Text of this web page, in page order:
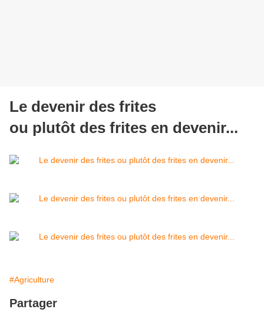
Le devenir des frites
ou plutôt des frites en devenir...
#Agriculture
Partager